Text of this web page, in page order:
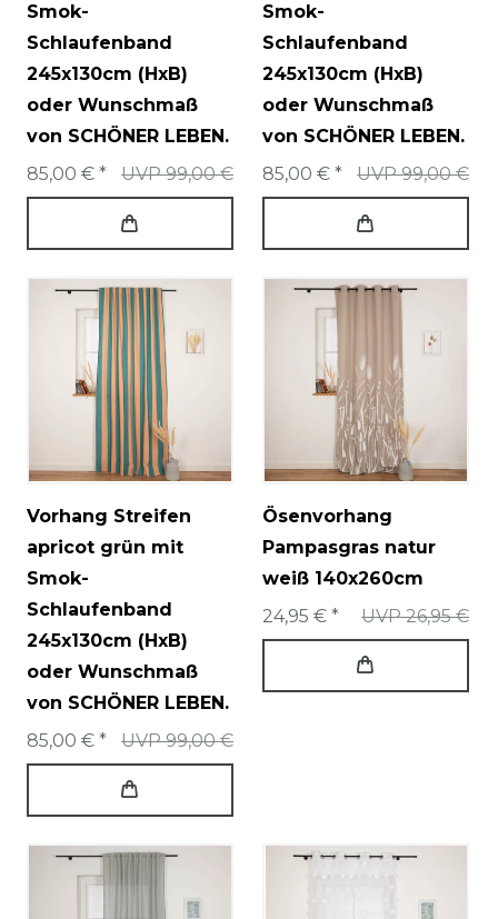
Smok-
Schlaufenband
245x130cm (HxB)
oder Wunschmaß
von SCHÖNER LEBEN.
UVP 99,00 €
85,00 € *
Smok-
Schlaufenband
245x130cm (HxB)
oder Wunschmaß
von SCHÖNER LEBEN.
UVP 99,00 €
85,00 € *
Vorhang Streifen
apricot grün mit
Smok-
Schlaufenband
245x130cm (HxB)
oder Wunschmaß
von SCHÖNER LEBEN.
UVP 99,00 €
85,00 € *
Ösenvorhang
Pampasgras natur
weiß 140x260cm
UVP 26,95 €
24,95 € *